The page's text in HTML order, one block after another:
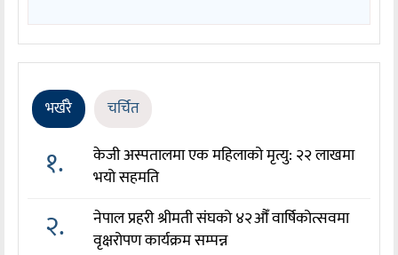
भर्खरै चर्चित
१.
केजी अस्पतालमा एक महिलाको मृत्यु: २२ लाखमा
भयो सहमति
२.
नेपाल प्रहरी श्रीमती संघको ४२औँ वार्षिकोत्सवमा
वृक्षरोपण कार्यक्रम सम्पन्न